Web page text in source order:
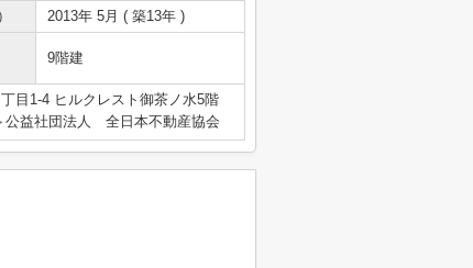
2013年 5月 ( 築13年 )
9階建
目1-4 ヒルクレスト御茶ノ水5階
公益社団法人 全日本不動産協会